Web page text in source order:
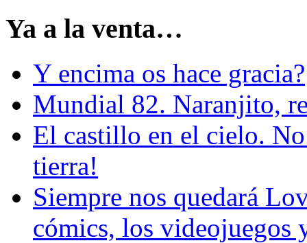
Ya a la venta…
Y encima os hace gracia?
Mundial 82. Naranjito,
El castillo en el cielo.
tierra!
Siempre nos quedará
cómics, los videojuegos